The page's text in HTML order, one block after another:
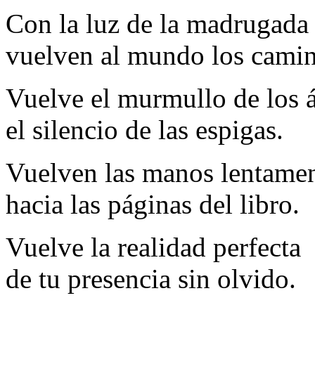
Con la luz de la madrugada
vuelven al mundo los
Vuelve el murmullo de los
el silencio de las espigas.
Vuelven las manos
hacia las páginas del libro.
Vuelve la realidad perfecta
de tu presencia sin olvido.